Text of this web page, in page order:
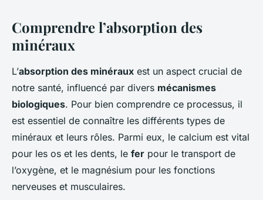
Comprendre l’absorption des
minéraux
L’absorption des minéraux est un aspect crucial de
notre santé, influencé par divers mécanismes
biologiques. Pour bien comprendre ce processus, il
est essentiel de connaître les différents types de
minéraux et leurs rôles. Parmi eux, le calcium est vital
pour les os et les dents, le fer pour le transport de
l’oxygène, et le magnésium pour les fonctions
nerveuses et musculaires.